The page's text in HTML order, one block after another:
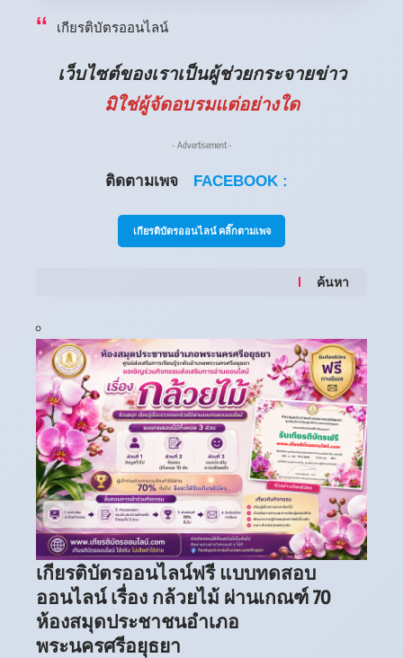
เกียรติบัตรออนไลน์
เว็บไซต์ของเราเป็นผู้ช่วยกระจายข่าว
มิใช่ผู้จัดอบรมแต่อย่างใด
- Advertisement -
ติดตามเพจ FACEBOOK :
เกียรติบัตรออนไลน์ คลิ๊กตามเพจ
ค้นหา
เกียรติบัตรออนไลน์ฟรี แบบทดสอบ
ออนไลน์ เรื่อง กล้วยไม้ ผ่านเกณฑ์ 70
ห้องสมุดประชาชนอำเภอ
พระนครศรีอยุธยา